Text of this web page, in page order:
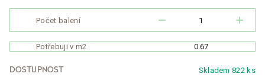
Počet balení remove add
Potřebuji v m2
DOSTUPNOST Skladem 822 ks